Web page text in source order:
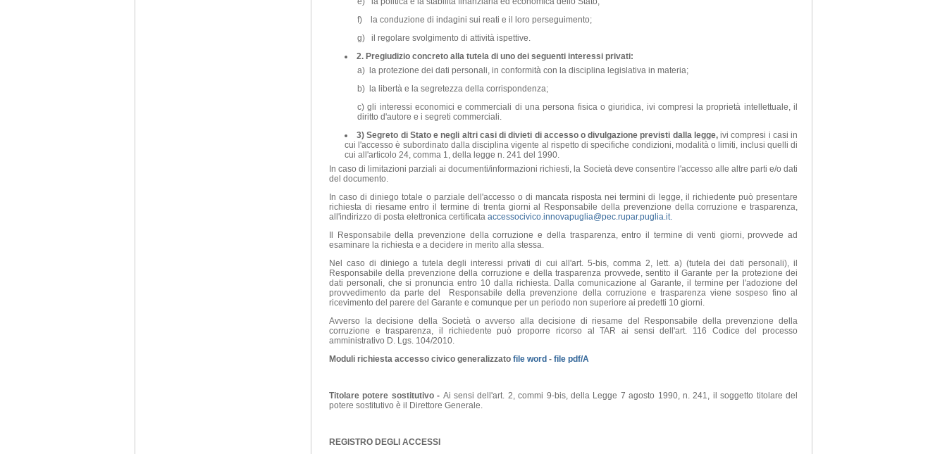
f) la conduzione di indagini sui reati e il loro perseguimento;
g) il regolare svolgimento di attività ispettive.
2. Pregiudizio concreto alla tutela di uno dei seguenti interessi privati:
a) la protezione dei dati personali, in conformità con la disciplina legislativa in materia;
b) la libertà e la segretezza della corrispondenza;
c) gli interessi economici e commerciali di una persona fisica o giuridica, ivi compresi la proprietà intellettuale, il
diritto d'autore e i segreti commerciali.
3) Segreto di Stato e negli altri casi di divieti di accesso o divulgazione previsti dalla legge,ivi compresi i casi in
cui l'accesso è subordinato dalla disciplina vigente al rispetto di specifiche condizioni, modalità o limiti, inclusi quelli di
cui all'articolo 24, comma 1, della legge n. 241 del 1990.
In caso di limitazioni parziali ai documenti/informazioni richiesti, la Società deve consentire l'accesso alle altre parti e/o dati
del documento.
In caso di diniego totale o parziale dell'accesso o di mancata risposta nei termini di legge, il richiedente può presentare
richiesta di riesame entro il termine di trenta giorni al Responsabile della prevenzione della corruzione e trasparenza,
all'indirizzo di posta elettronica certificata accessocivico.innovapuglia@pec.rupar.puglia.it.
Il Responsabile della prevenzione della corruzione e della trasparenza, entro il termine di venti giorni, provvede ad
esaminare la richiesta e a decidere in merito alla stessa.
Nel caso di diniego a tutela degli interessi privati di cui all'art. 5-bis, comma 2, lett. a) (tutela dei dati personali), il
Responsabile della prevenzione della corruzione e della trasparenza provvede, sentito il Garante per la protezione dei
dati personali, che si pronuncia entro 10 dalla richiesta. Dalla comunicazione al Garante, il termine per l'adozione del
provvedimento da parte del Responsabile della prevenzione della corruzione e trasparenza viene sospeso fino al
ricevimento del parere del Garante e comunque per un periodo non superiore ai predetti 10 giorni.
Avverso la decisione della Società o avverso alla decisione di riesame del Responsabile della prevenzione della
corruzione e trasparenza, il richiedente può proporre ricorso al TAR ai sensi dell'art. 116 Codice del processo
amministrativo D. Lgs. 104/2010.
Moduli richiesta accesso civico generalizzato file word - file pdf/A
Titolare potere sostitutivo - Ai sensi dell'art. 2, commi 9-bis, della Legge 7 agosto 1990, n. 241, il soggetto titolare del
potere sostitutivo è il Direttore Generale.
REGISTRO DEGLI ACCESSI